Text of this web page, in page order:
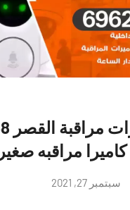
مراقبه
سبتمبر 27, 2021